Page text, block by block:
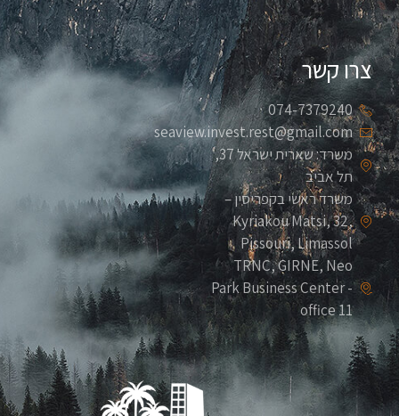
צרו קשר
074-7379240
seaview.invest.rest@gmail.com
משרד: שארית ישראל 37,
תל אביב
משרד ראשי בקפריסין –
Kyriakou Matsi, 32,
Pissouri, Limassol
TRNC, GIRNE, Neo
Park Business Center -
office 11